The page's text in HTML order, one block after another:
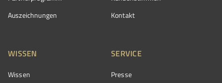
Auszeichnungen
Kontakt
WISSEN
Wissen
SERVICE
Presse